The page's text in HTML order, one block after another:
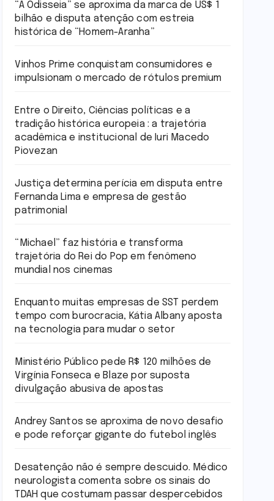
“A Odisseia” se aproxima da marca de US$ 1
bilhão e disputa atenção com estreia
histórica de “Homem-Aranha”
Vinhos Prime conquistam consumidores e
impulsionam o mercado de rótulos premium
Entre o Direito, Ciências políticas e a
tradição histórica europeia : a trajetória
acadêmica e institucional de Iuri Macedo
Piovezan
Justiça determina perícia em disputa entre
Fernanda Lima e empresa de gestão
patrimonial
“Michael” faz história e transforma
trajetória do Rei do Pop em fenômeno
mundial nos cinemas
Enquanto muitas empresas de SST perdem
tempo com burocracia, Kátia Albany aposta
na tecnologia para mudar o setor
Ministério Público pede R$ 120 milhões de
Virgínia Fonseca e Blaze por suposta
divulgação abusiva de apostas
Andrey Santos se aproxima de novo desafio
e pode reforçar gigante do futebol inglês
Desatenção não é sempre descuido. Médico
neurologista comenta sobre os sinais do
TDAH que costumam passar despercebidos